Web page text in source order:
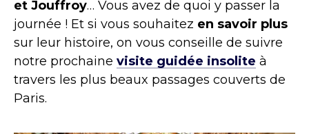
et Jouffroy… Vous avez de quoi y passer la
journée ! Et si vous souhaitez en savoir plus
sur leur histoire, on vous conseille de suivre
notre prochaine visite guidée insolite à
travers les plus beaux passages couverts de
Paris.